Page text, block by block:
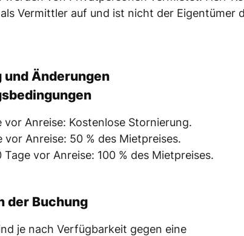
Vermittler auf und ist nicht der Eigentümer
Änderungen
vor Anreise: Kostenlose Stornierung.
vor Anreise: 50 % des Mietpreises.
Tage vor Anreise: 100 % des Mietpreises.
der Buchung
je nach Verfügbarkeit gegen eine